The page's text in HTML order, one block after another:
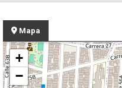
Mapa
+
−